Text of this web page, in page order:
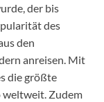
der bis
des
den
anreisen. Mit
die größte
weltweit. Zudem